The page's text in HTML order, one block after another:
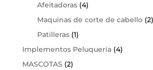
Afeitadoras (4)
Maquinas de corte de cabello (2)
Patilleras (1)
Implementos Peluquería (4)
MASCOTAS (2)